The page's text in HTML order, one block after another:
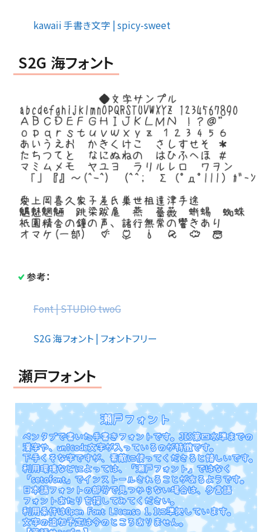
kawaii 手書き文字 | spicy-sweet
S2G 海フォント
参考：
Font | STUDIO twoG
S2G 海フォント | フォントフリー
瀬戸フォント